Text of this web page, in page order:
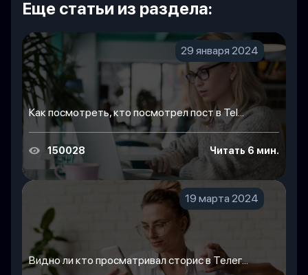
Еще статьи из раздела:
29 января 2024
Как посмотреть, кто посмотрел пост в Tel...
150028 Читать 6 мин.
19 марта 2024
Видно ли кто просматривал сторис в Телег...